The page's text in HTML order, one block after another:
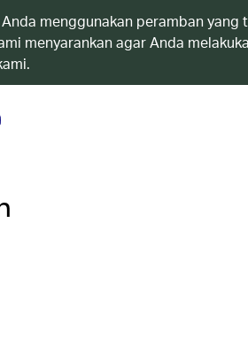
Anda menggunakan peramban
menyarankan agar Anda